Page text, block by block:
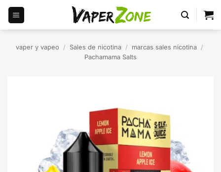
Saltar
contenido
vaper y vapeo / Sales de nicotina / marcas sales nicotina /
Pachamama Salts